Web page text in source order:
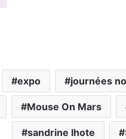
expo journées
Mouse On Mars
sandrine lhote